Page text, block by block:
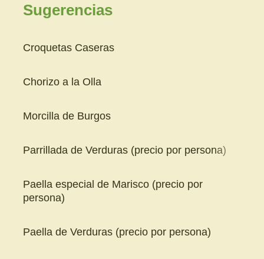
Sugerencias
Croquetas Caseras
Chorizo a la Olla
Morcilla de Burgos
Parrillada de Verduras (precio por persona)
Paella especial de Marisco (precio por
persona)
Paella de Verduras (precio por persona)